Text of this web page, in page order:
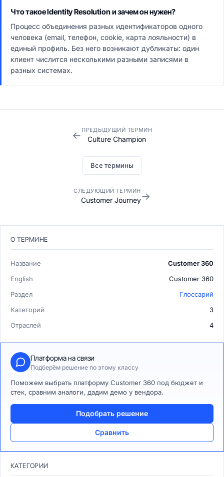
Что такое Identity Resolution и зачем он нужен?
Процесс объединения разных идентификаторов одного
человека (email, телефон, cookie, карта лояльности) в
единый профиль. Без него возникают дубликаты: один
клиент числится несколькими разными записями в
разных системах.
← ПРЕДЫДУЩИЙ ТЕРМИН
Culture Champion
Все термины
СЛЕДУЮЩИЙ ТЕРМИН
Customer Journey→
О ТЕРМИНЕ
Название
Customer 360
English
Customer 360
Раздел
Глоссарий
Категорий
3
Отраслей
4
Платформа на связи
Подберём решение по этому классу
Поможем выбрать платформу Customer 360 под бюджет и
стек, сравним аналоги, дадим демо у вендора.
Подобрать решение
Сравнить
КАТЕГОРИИ